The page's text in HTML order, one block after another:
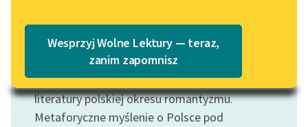
Lektury szkolne i klasyka
literatury do słuchania dla
uczennic i uczniów z
niepełnosprawnościami
Katalog w formacie PDF
Wesprzyj Wolne Lektury — teraz,
zanim zapomnisz
bezinteresownegopoświęceniawłasnego
życia dlazbawieniawszystkich ludzi, w imię
miłosierdziai współczucia — stała się
ważnym (i kontrowersyjnym) motywem
literatury polskiej okresu romantyzmu.
Metaforyczne myślenie o Polsce pod